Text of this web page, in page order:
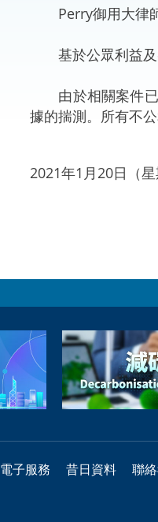
Perry御用大律師
基於公眾利益及
由於相關案件已
據的揣測。所有不
2021年1月20日（星
電子服務 昔日資料 聯